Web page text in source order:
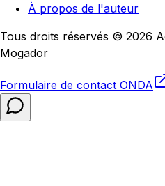
À propos de l'auteur
Tous droits réservés © 2026
Mogador
Formulaire de contact ONDA